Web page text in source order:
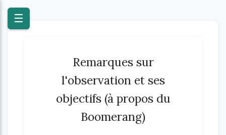
☰
Blog
Remarques sur
l'observation et ses
objectifs (à propos du
Boomerang)